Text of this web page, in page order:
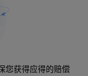
您获得应得的赔偿